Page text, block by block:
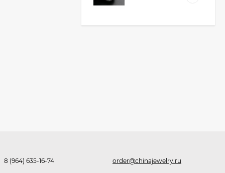
8 (964) 635-16-74 order@chinajewelry.ru